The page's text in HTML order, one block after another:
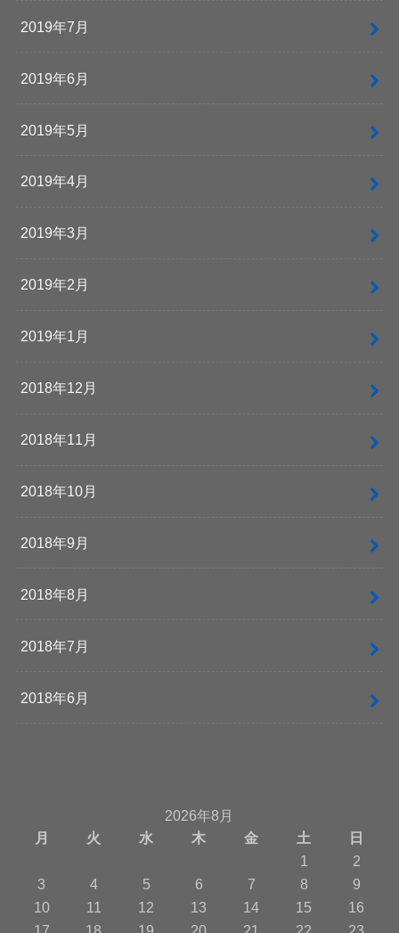
2019年7月
2019年6月
2019年5月
2019年4月
2019年3月
2019年2月
2019年1月
2018年12月
2018年11月
2018年10月
2018年9月
2018年8月
2018年7月
2018年6月
2026年8月
月
火 水 木 金 土
日
1
2
3
4 5 6 7 8
9
10
11 12 13 14 15
16